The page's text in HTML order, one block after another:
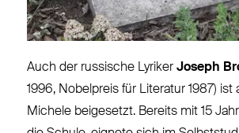
Auch der russische LyrikerJoseph
1996, Nobelpreis für Literatur 1987) ist
Michele beigesetzt. Bereits mit 15